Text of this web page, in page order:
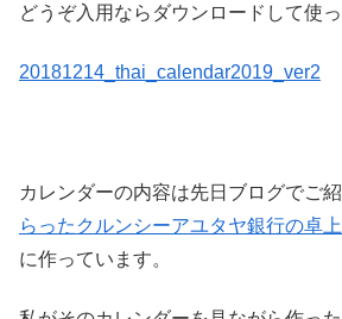
どうぞ入用ならダウンロードして使
20181214_thai_calendar2019_ver2
カレンダーの内容は先日ブログでご紹
らったクルンシーアユタヤ銀行の卓
に作っています。